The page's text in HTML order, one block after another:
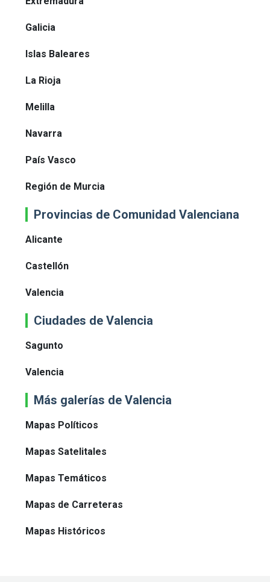
Galicia
Islas Baleares
La Rioja
Melilla
Navarra
País Vasco
Región de Murcia
Provincias de Comunidad Valenciana
Alicante
Castellón
Valencia
Ciudades de Valencia
Sagunto
Valencia
Más galerías de Valencia
Mapas Políticos
Mapas Satelitales
Mapas Temáticos
Mapas de Carreteras
Mapas Históricos